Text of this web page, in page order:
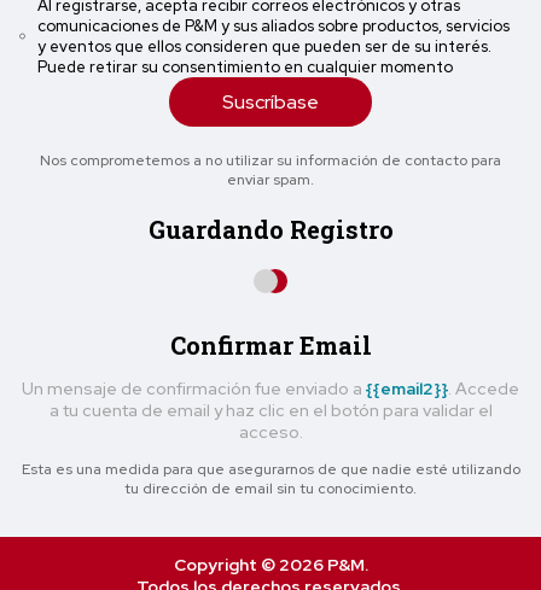
Al registrarse, acepta recibir correos electrónicos y otras
comunicaciones de P&M y sus aliados sobre productos, servicios
y eventos que ellos consideren que pueden ser de su interés.
Puede retirar su consentimiento en cualquier momento
Suscríbase
Nos comprometemos a no utilizar su información de contacto para
enviar spam.
Guardando Registro
Confirmar Email
Un mensaje de confirmación fue enviado a {{email2}} . Accede
a tu cuenta de email y haz clic en el botón para validar el
acceso.
Esta es una medida para que asegurarnos de que nadie esté utilizando
tu dirección de email sin tu conocimiento.
Copyright © 2026 P&M.